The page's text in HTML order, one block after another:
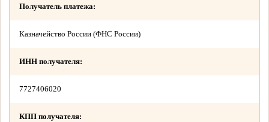
Получатель платежа:
Казначейство России (ФНС России)
ИНН получателя:
7727406020
КПП получателя: